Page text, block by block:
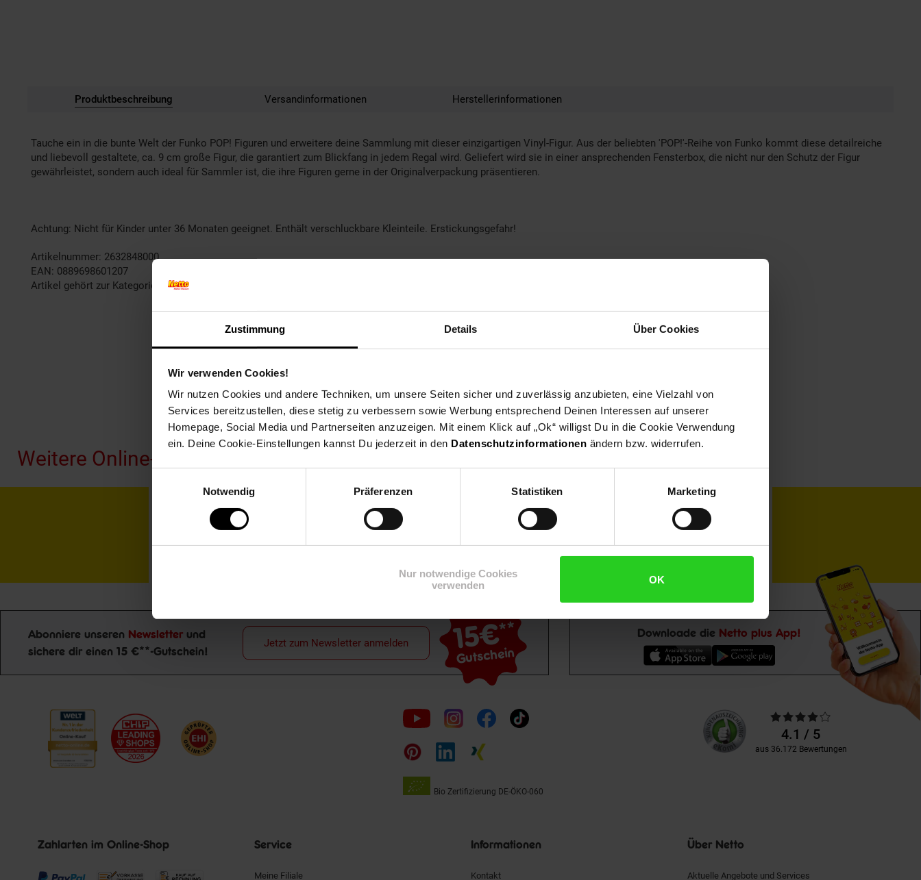
Zustimmung Details Über Cookies
Wir verwenden Cookies!
Wir nutzen Cookies und andere Techniken, um unsere Seiten sicher und zuverlässig anzubieten, eine Vielzahl von
Services bereitzustellen, diese stetig zu verbessern sowie Werbung entsprechend Deinen Interessen auf unserer
Homepage, Social Media und Partnerseiten anzuzeigen. Mit einem Klick auf „Ok“ willigst Du in die Cookie Verwendung
ein. Deine Cookie-Einstellungen kannst Du jederzeit in den Datenschutzinformationen ändern bzw. widerrufen.
Notwendig
Präferenzen Statistiken Marketing
Nur notwendige Cookies
verwenden
OK
Produktbeschreibung Versandinformationen Herstellerinformationen
Tauche ein in die bunte Welt der Funko POP! Figuren und erweitere deine Sammlung mit dieser einzigartigen Vinyl-Figur. Aus der beliebten 'POP!'-Reihe von Funko kommt diese detailreiche
und liebevoll gestaltete, ca. 9 cm große Figur, die garantiert zum Blickfang in jedem Regal wird. Geliefert wird sie in einer ansprechenden Fensterbox, die nicht nur den Schutz der Figur
gewährleistet, sondern auch ideal für Sammler ist, die ihre Figuren gerne in der Originalverpackung präsentieren.
Achtung: Nicht für Kinder unter 36 Monaten geeignet. Enthält verschluckbare Kleinteile. Erstickungsgefahr!
Artikelnummer: 2632848000
EAN: 0889698601207
Artikel gehört zur Kategorie:
Action- & Spielzeugfiguren
Weitere Online-Angebote
Newsletter Anmeldung
Abonniere unseren Newsletter und
sichere dir einen 15 €**-Gutschein!
15€**
Gutschein
Jetzt zum Newsletter anmelden
Downloade die Netto plus App!
Folge
uns
auf
Bio Zertifizierung DE-ÖKO-060
Unsere
Kundenbewertungen
Durchschnittliche
Bewertungen4.1 / 5
aus 36.172 Bewertungen
Zahlarten im Online-Shop Service
Meine Filiale
Informationen
Kontakt
Über Netto
Aktuelle Angebote und Services